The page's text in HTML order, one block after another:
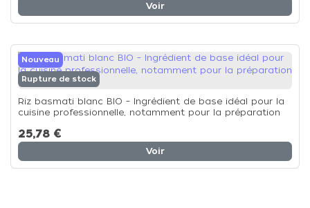
Voir
Nouveau
Rupture de stock
Riz basmati blanc BIO – Ingrédient de base idéal pour la
cuisine professionnelle, notamment pour la préparation
25,78 €
Voir